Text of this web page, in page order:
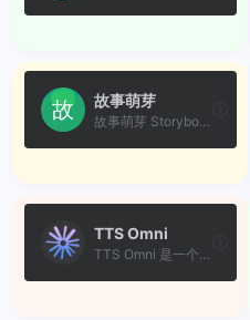
故事萌芽
故事萌芽 Storybook，baby：...
TTS Omni
TTS Omni 是一个基于大语言模...